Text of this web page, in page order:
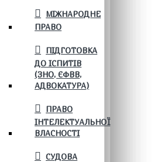
МІЖНАРОДНЕ
ПРАВО
ПІДГОТОВКА
ДО ІСПИТІВ
(ЗНО, ЄФВВ,
АДВОКАТУРА)
ПРАВО
ІНТЕЛЕКТУАЛЬНОЇ
ВЛАСНОСТІ
СУДОВА